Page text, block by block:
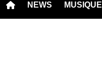
NEWS MUSIQUE